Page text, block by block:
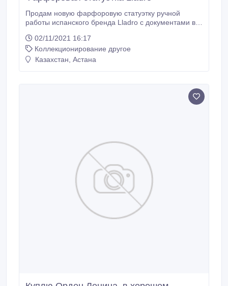
Продам новую фарфоровую статуэтку ручной
работы испанского бренда Lladro с документами в
02/11/2021 16:17
Коллекционирование другое
Казахстан, Астана